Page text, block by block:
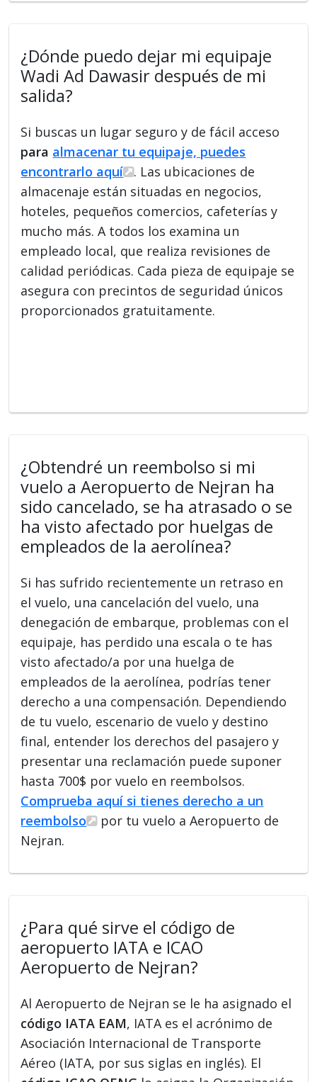
¿Dónde puedo dejar mi equipaje
Wadi Ad Dawasir después de mi
salida?
Si buscas un lugar seguro y de fácil acceso
para almacenar tu equipaje, puedes
encontrarlo aquí
. Las ubicaciones de
almacenaje están situadas en negocios,
hoteles, pequeños comercios, cafeterías y
mucho más. A todos los examina un
empleado local, que realiza revisiones de
calidad periódicas. Cada pieza de equipaje se
asegura con precintos de seguridad únicos
proporcionados gratuitamente.
¿Obtendré un reembolso si mi
vuelo a Aeropuerto de Nejran ha
sido cancelado, se ha atrasado o se
ha visto afectado por huelgas de
empleados de la aerolínea?
Si has sufrido recientemente un retraso en
el vuelo, una cancelación del vuelo, una
denegación de embarque, problemas con el
equipaje, has perdido una escala o te has
visto afectado/a por una huelga de
empleados de la aerolínea, podrías tener
derecho a una compensación. Dependiendo
de tu vuelo, escenario de vuelo y destino
final, entender los derechos del pasajero y
presentar una reclamación puede suponer
hasta 700$ por vuelo en reembolsos.
Comprueba aquí si tienes derecho a un
reembolso
por tu vuelo a Aeropuerto de
Nejran.
¿Para qué sirve el código de
aeropuerto IATA e ICAO
Aeropuerto de Nejran?
Al Aeropuerto de Nejran se le ha asignado el
código IATA EAM, IATA es el acrónimo de
Asociación Internacional de Transporte
Aéreo (IATA, por sus siglas en inglés). El